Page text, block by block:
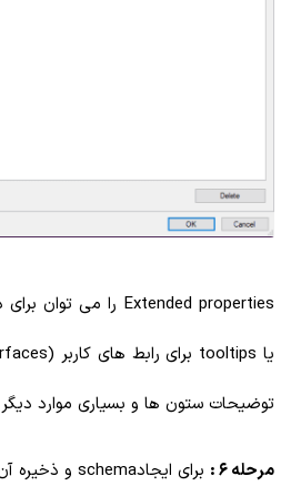
توضیحات ستون ها و بسیاری موارد دیگر
مرحله 6 : برای ایجادschema و ذخیره آن روی OK کلیک کنید.